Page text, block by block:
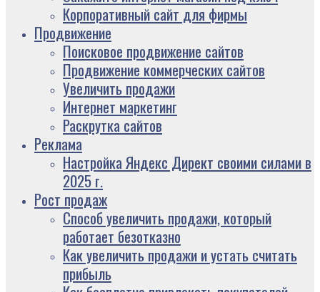
Корпоративный сайт для фирмы
Продвижение
Поисковое продвижение сайтов
Продвижение коммерческих сайтов
Увеличить продажи
Интернет маркетинг
Раскрутка сайтов
Реклама
Настройка Яндекс Директ своими силами в
2025 г.
Рост продаж
Способ увеличить продажи, который
работает безотказно
Как увеличить продажи и устать считать
прибыль